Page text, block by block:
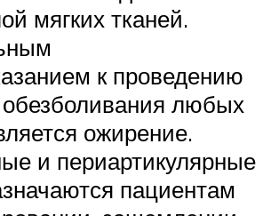
мягких тканей.
к проведению
любых
ожирение.
и периартикулярные
пациентам